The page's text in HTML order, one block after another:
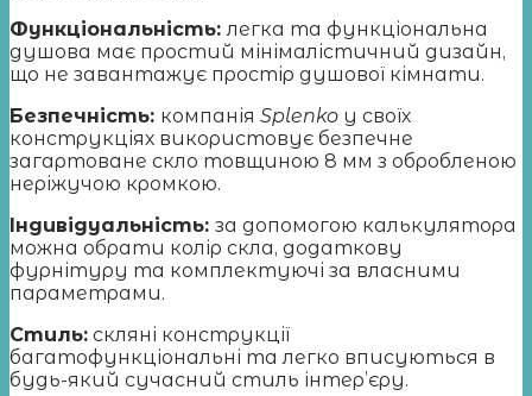
Функціональність:легка та функціональна
душова має простий мінімалістичний дизайн,
що не завантажує простір душової кімнати.
Безпечність: компанія Splenko у своїх
конструкціях використовує безпечне
загартоване скло товщиною 8 мм з обробленою
неріжучою кромкою.
Індивідуальність: за допомогою калькулятора
можна обрати колір скла, додаткову
фурнітуру та комплектуючі за власними
параметрами.
Стиль: скляні конструкції
багатофункціональні та легко вписуються в
будь-який сучасний стиль інтер’єру.